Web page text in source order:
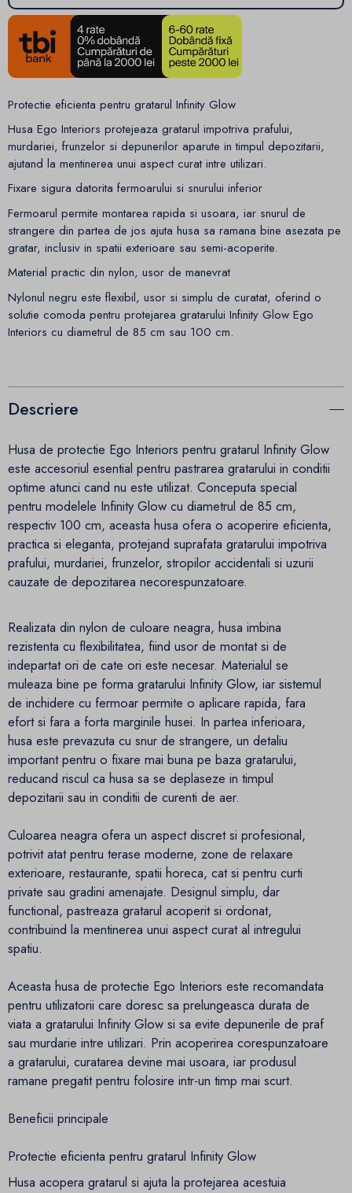
Protectie eficienta pentru gratarul Infinity Glow
Husa Ego Interiors protejeaza gratarul impotriva prafului,
murdariei, frunzelor si depunerilor aparute in timpul depozitarii,
ajutand la mentinerea unui aspect curat intre utilizari.
Fixare sigura datorita fermoarului si snurului inferior
Fermoarul permite montarea rapida si usoara, iar snurul de
strangere din partea de jos ajuta husa sa ramana bine asezata pe
gratar, inclusiv in spatii exterioare sau semi-acoperite.
Material practic din nylon, usor de manevrat
Nylonul negru este flexibil, usor si simplu de curatat, oferind o
solutie comoda pentru protejarea gratarului Infinity Glow Ego
Interiors cu diametrul de 85 cm sau 100 cm.
Descriere
Husa de protectie Ego Interiors pentru gratarul Infinity Glow
este accesoriul esential pentru pastrarea gratarului in conditii
optime atunci cand nu este utilizat. Conceputa special
pentru modelele Infinity Glow cu diametrul de 85 cm,
respectiv 100 cm, aceasta husa ofera o acoperire eficienta,
practica si eleganta, protejand suprafata gratarului impotriva
prafului, murdariei, frunzelor, stropilor accidentali si uzurii
cauzate de depozitarea necorespunzatoare.
Realizata din nylon de culoare neagra, husa imbina
rezistenta cu flexibilitatea, fiind usor de montat si de
indepartat ori de cate ori este necesar. Materialul se
muleaza bine pe forma gratarului Infinity Glow, iar sistemul
de inchidere cu fermoar permite o aplicare rapida, fara
efort si fara a forta marginile husei. In partea inferioara,
husa este prevazuta cu snur de strangere, un detaliu
important pentru o fixare mai buna pe baza gratarului,
reducand riscul ca husa sa se deplaseze in timpul
depozitarii sau in conditii de curenti de aer.
Culoarea neagra ofera un aspect discret si profesional,
potrivit atat pentru terase moderne, zone de relaxare
exterioare, restaurante, spatii horeca, cat si pentru curti
private sau gradini amenajate. Designul simplu, dar
functional, pastreaza gratarul acoperit si ordonat,
contribuind la mentinerea unui aspect curat al intregului
spatiu.
Aceasta husa de protectie Ego Interiors este recomandata
pentru utilizatorii care doresc sa prelungeasca durata de
viata a gratarului Infinity Glow si sa evite depunerile de praf
sau murdarie intre utilizari. Prin acoperirea corespunzatoare
a gratarului, curatarea devine mai usoara, iar produsul
ramane pregatit pentru folosire intr-un timp mai scurt.
Beneficii principale
Protectie eficienta pentru gratarul Infinity Glow
Husa acopera gratarul si ajuta la protejarea acestuia